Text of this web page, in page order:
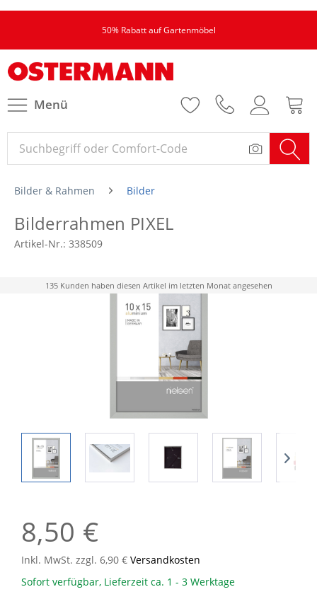
50% Rabatt auf Gartenmöbel
Menü
Bilder & Rahmen Bilder
Bilderrahmen PIXEL
Artikel-Nr.: 338509
135 Kunden haben diesen Artikel im letzten Monat angesehen
8,50 €
Inkl. MwSt. zzgl. 6,90 € Versandkosten
Sofort verfügbar, Lieferzeit ca. 1 - 3 Werktage